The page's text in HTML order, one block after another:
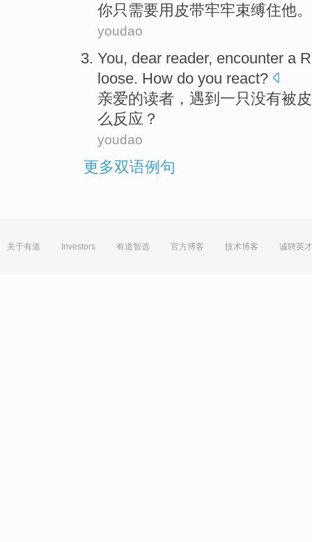
你只需要用皮带牢牢束缚住他。
youdao
You, dear reader, encounter a
loose. How do you react?
亲爱的读者 ， 遇到 一只没有被
么 反应 ？
youdao
更多双语例句
关于有道 Investors 有道智选 官方博客 技术博客 诚聘英才